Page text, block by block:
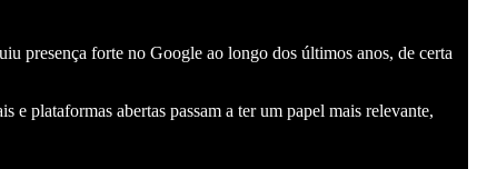
presença forte no Google ao longo dos últimos anos, de certa
plataformas abertas passam a ter um papel mais relevante,